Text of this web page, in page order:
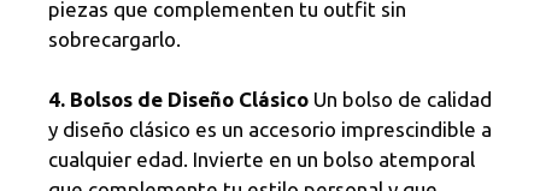
piezas que complementen tu outfit sin
sobrecargarlo.
4. Bolsos de Diseño Clásico Un bolso de calidad
y diseño clásico es un accesorio imprescindible a
cualquier edad. Invierte en un bolso atemporal